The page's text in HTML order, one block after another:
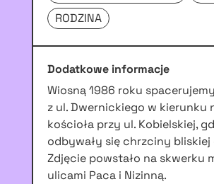
RODZINA
Dodatkowe informacje
Wiosną 1986 roku
z ul. Dwernickiego w kierunku
kościoła przy ul. Kobielskiej,
odbywały się chrzciny bliskiej
Zdjęcie powstało na skwerku
ulicami Paca i Nizinną.